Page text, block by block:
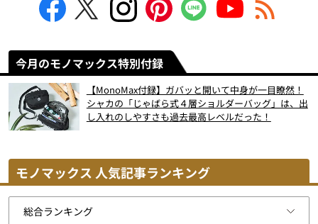
今月のモノマックス特別付録
【MonoMax付録】ガバッと開いて中身が一目瞭然！
シャカの「じゃばら式４層ショルダーバッグ」は、出
し入れのしやすさも過去最高レベルだった！
モノマックス 人気記事ランキング